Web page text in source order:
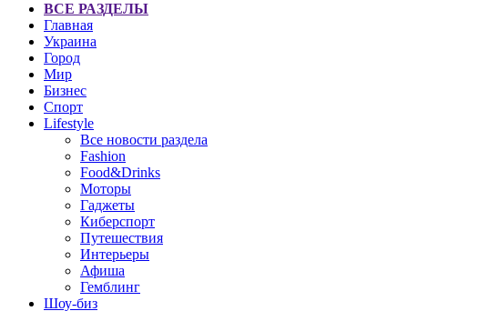
ВСЕ РАЗДЕЛЫ
Главная
Украина
Город
Мир
Бизнес
Спорт
Lifestyle
Все новости раздела
Fashion
Food&Drinks
Моторы
Гаджеты
Киберспорт
Путешествия
Интерьеры
Афиша
Гемблинг
Шоу-биз